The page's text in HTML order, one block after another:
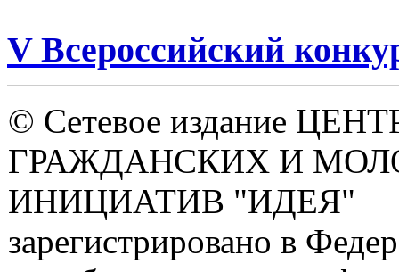
V Всероссийский
© Сетевое издание
ГРАЖДАНСКИХ И
ИНИЦИАТИВ "ИДЕЯ"
зарегистрировано в